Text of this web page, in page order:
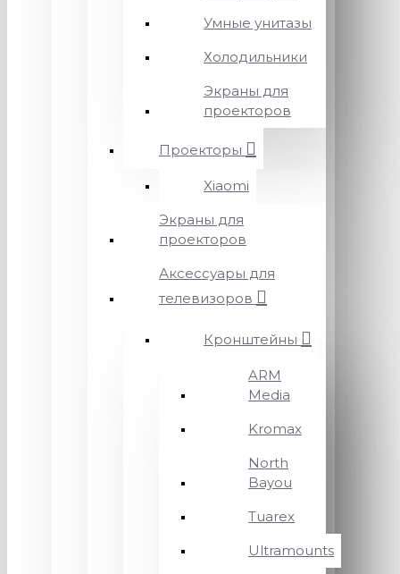
Умные унитазы
Холодильники
Экраны для
проекторов
Проекторы
Xiaomi
Экраны для
проекторов
Аксессуары для
телевизоров
Кронштейны
ARM
Media
Kromax
North
Bayou
Tuarex
Ultramounts